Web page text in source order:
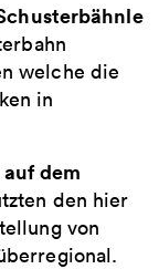
welche die
in
dem
den hier
von